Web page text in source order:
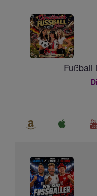
Fußball